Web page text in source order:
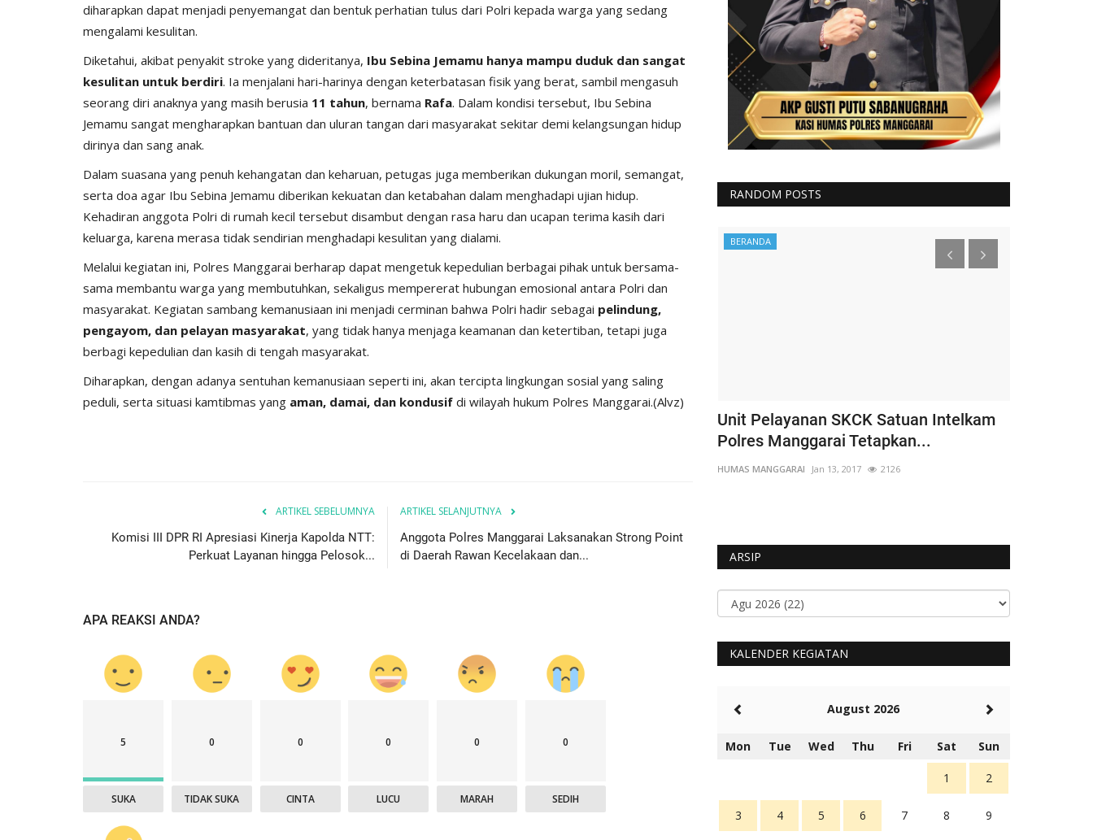
diharapkan dapat menjadi penyemangat dan bentuk perhatian tulus dari Polri kepada warga yang sedang
mengalami kesulitan.
Diketahui, akibat penyakit stroke yang dideritanya, Ibu Sebina Jemamu hanya mampu duduk dan sangat
kesulitan untuk berdiri. Ia menjalani hari-harinya dengan keterbatasan fisik yang berat, sambil mengasuh
seorang diri anaknya yang masih berusia 11 tahun, bernama Rafa. Dalam kondisi tersebut, Ibu Sebina
Jemamu sangat mengharapkan bantuan dan uluran tangan dari masyarakat sekitar demi kelangsungan hidup
dirinya dan sang anak.
Dalam suasana yang penuh kehangatan dan keharuan, petugas juga memberikan dukungan moril, semangat,
serta doa agar Ibu Sebina Jemamu diberikan kekuatan dan ketabahan dalam menghadapi ujian hidup.
Kehadiran anggota Polri di rumah kecil tersebut disambut dengan rasa haru dan ucapan terima kasih dari
keluarga, karena merasa tidak sendirian menghadapi kesulitan yang dialami.
Melalui kegiatan ini, Polres Manggarai berharap dapat mengetuk kepedulian berbagai pihak untuk bersama-
sama membantu warga yang membutuhkan, sekaligus mempererat hubungan emosional antara Polri dan
masyarakat. Kegiatan sambang kemanusiaan ini menjadi cerminan bahwa Polri hadir sebagai pelindung,
pengayom, dan pelayan masyarakat, yang tidak hanya menjaga keamanan dan ketertiban, tetapi juga
berbagi kepedulian dan kasih di tengah masyarakat.
Diharapkan, dengan adanya sentuhan kemanusiaan seperti ini, akan tercipta lingkungan sosial yang saling
peduli, serta situasi kamtibmas yang aman, damai, dan kondusif di wilayah hukum Polres Manggarai.(Alvz)
ARTIKEL SEBELUMNYA
Komisi III DPR RI Apresiasi Kinerja Kapolda NTT:
Perkuat Layanan hingga Pelosok...
ARTIKEL SELANJUTNYA
Anggota Polres Manggarai Laksanakan Strong Point
di Daerah Rawan Kecelakaan dan...
APA REAKSI ANDA?
5
SUKA
0
TIDAK SUKA
0
CINTA
0
LUCU
0
MARAH
0
SEDIH
RANDOM POSTS
Jurnal Kamtibmas Polisi Kita BERANDA
Unit Pelayanan SKCK Satuan Intelkam
Polres Manggarai Tetapkan...
HUMAS MANGGARAI Jan 13, 2017 2126
ARSIP
KALENDER KEGIATAN
August 2026
Mon Tue Wed Thu Fri Sat Sun
1 2
3 4 5 6 7 8 9